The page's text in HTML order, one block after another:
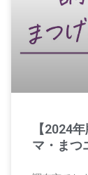
【2024
マ・まつ